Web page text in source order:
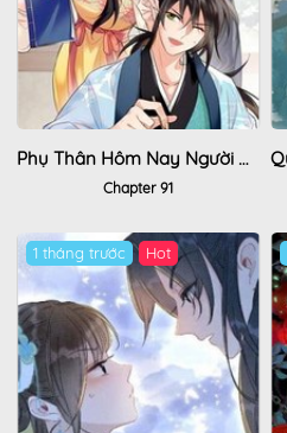
Phụ Thân Hôm Nay Người Đọc Sách Chưa?
Chapter 91
1 tháng trước Hot